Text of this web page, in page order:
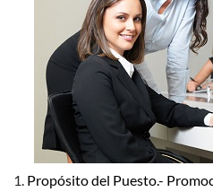
Propósito del Puesto.-